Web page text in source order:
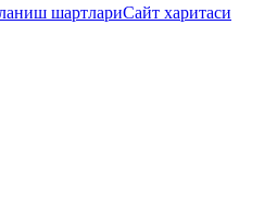
шартлариСайт харитаси